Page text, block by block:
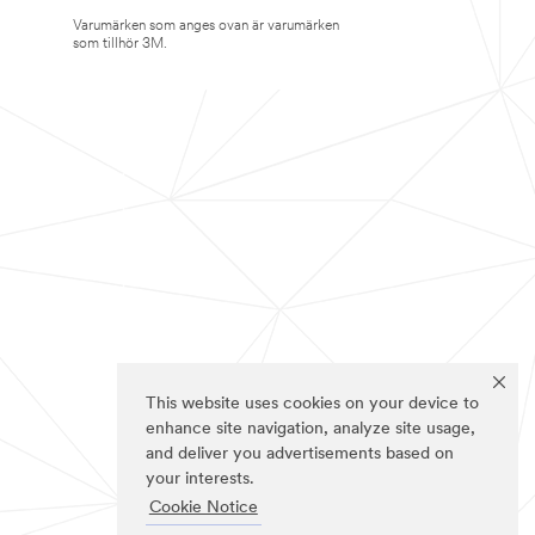
This website uses cookies on your device to
enhance site navigation, analyze site usage,
and deliver you advertisements based on
your interests.
Cookie Notice
Varumärken som anges ovan är varumärken
som tillhör 3M.